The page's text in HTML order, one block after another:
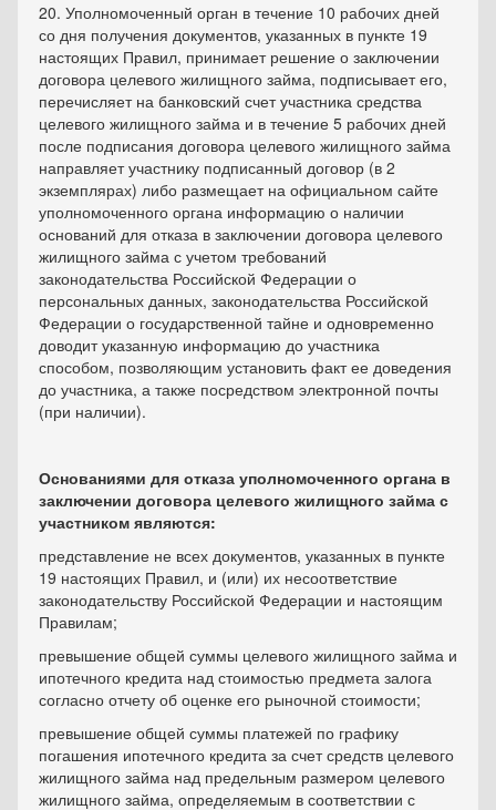
20. Уполномоченный орган в течение 10 рабочих дней
со дня получения документов, указанных в пункте 19
настоящих Правил, принимает решение о заключении
договора целевого жилищного займа, подписывает его,
перечисляет на банковский счет участника средства
целевого жилищного займа и в течение 5 рабочих дней
после подписания договора целевого жилищного займа
направляет участнику подписанный договор (в 2
экземплярах) либо размещает на официальном сайте
уполномоченного органа информацию о наличии
оснований для отказа в заключении договора целевого
жилищного займа с учетом требований
законодательства Российской Федерации о
персональных данных, законодательства Российской
Федерации о государственной тайне и одновременно
доводит указанную информацию до участника
способом, позволяющим установить факт ее доведения
до участника, а также посредством электронной почты
(при наличии).
Основаниями для отказа уполномоченного органа в
заключении договора целевого жилищного займа с
участником являются:
представление не всех документов, указанных в пункте
19 настоящих Правил, и (или) их несоответствие
законодательству Российской Федерации и настоящим
Правилам;
превышение общей суммы целевого жилищного займа и
ипотечного кредита над стоимостью предмета залога
согласно отчету об оценке его рыночной стоимости;
превышение общей суммы платежей по графику
погашения ипотечного кредита за счет средств целевого
жилищного займа над предельным размером целевого
жилищного займа, определяемым в соответствии с